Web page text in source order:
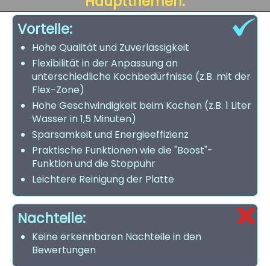
Vorteile:
Hohe Qualität und Zuverlässigkeit
Flexibilität in der Anpassung an
unterschiedliche Kochbedürfnisse (z.B. mit der
Flex-Zone)
Hohe Geschwindigkeit beim Kochen (z.B. 1 Liter
Wasser in 1,5 Minuten)
Sparsamkeit und Energieeffizienz
Praktische Funktionen wie die "Boost"-
Funktion und die Stoppuhr
Leichtere Reinigung der Platte
Nachteile:
Keine erkennbaren Nachteile in den
Bewertungen